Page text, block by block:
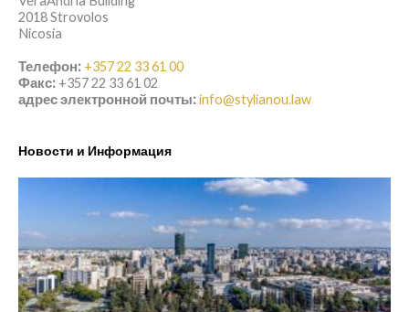
2018 Strovolos
Nicosia
Телефон: +357 22 33 61 00
Факс: +357 22 33 61 02
адрес электронной почты:info@stylianou.law
Новости и Информация